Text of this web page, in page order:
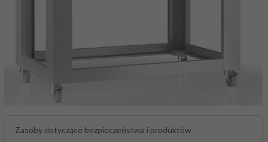
Zasoby dotyczące bezpieczeństwa i produktów